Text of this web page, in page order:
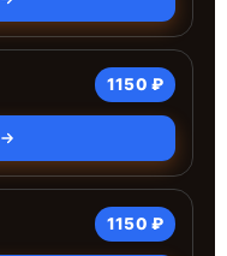
1150 ₽
1150 ₽